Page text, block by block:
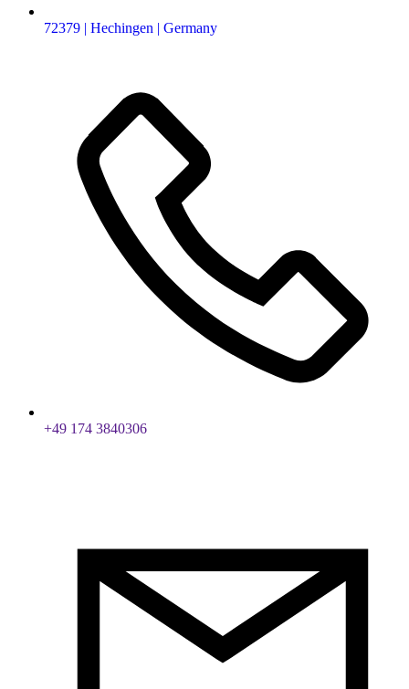
72379 | Hechingen | Germany
+49 174 3840306